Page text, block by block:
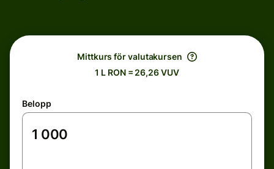
Mittkurs för valutakursen
1 L RON = 26,26 VUV
Belopp